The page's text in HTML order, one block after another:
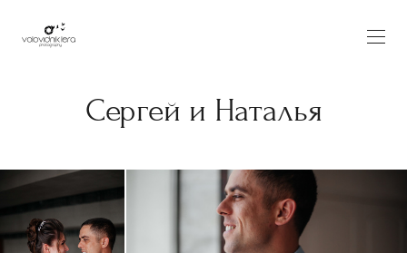
Сергей и Наталья